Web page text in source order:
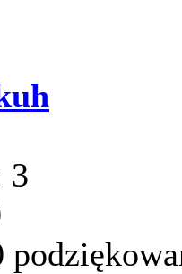
3